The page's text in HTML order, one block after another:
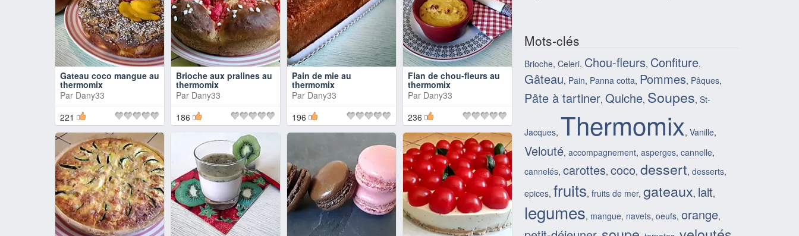
Gateau coco mangue au
thermomix
Par Dany33
221
Brioche aux pralines au
thermomix
Par Dany33
186
Pain de mie au
thermomix
Par Dany33
196
Flan de chou-fleurs au
thermomix
Par Dany33
236
Mots-clés
Brioche, Celeri, Chou-fleurs, Confiture,
Gâteau, Pain, Panna cotta, Pommes, Pâques,
Pâte à tartiner, Quiche, Soupes, St-
Jacques, Thermomix, Vanille,
Velouté, accompagnement, asperges, cannelle,
cannelés, carottes, coco, dessert, desserts,
epices, fruits, fruits de mer, gateaux, lait,
legumes, mangue, navets, oeufs, orange,